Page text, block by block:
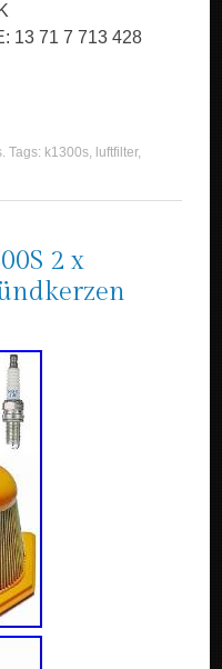
13 71 7 713 428
. Tags: k1300s, luftfilter,
2 x